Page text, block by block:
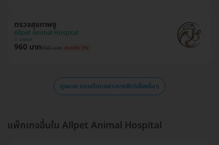
ตรวจสุขภาพงู
Allpet Animal Hospital
บางแค
960 บาท990 บาท ประหยัด 3%
ดูหมวด ตรวจโรคเฉพาะทางสัตว์เลี้ยงอื่นๆ
แพ็กเกจอื่นใน Allpet Animal Hospital